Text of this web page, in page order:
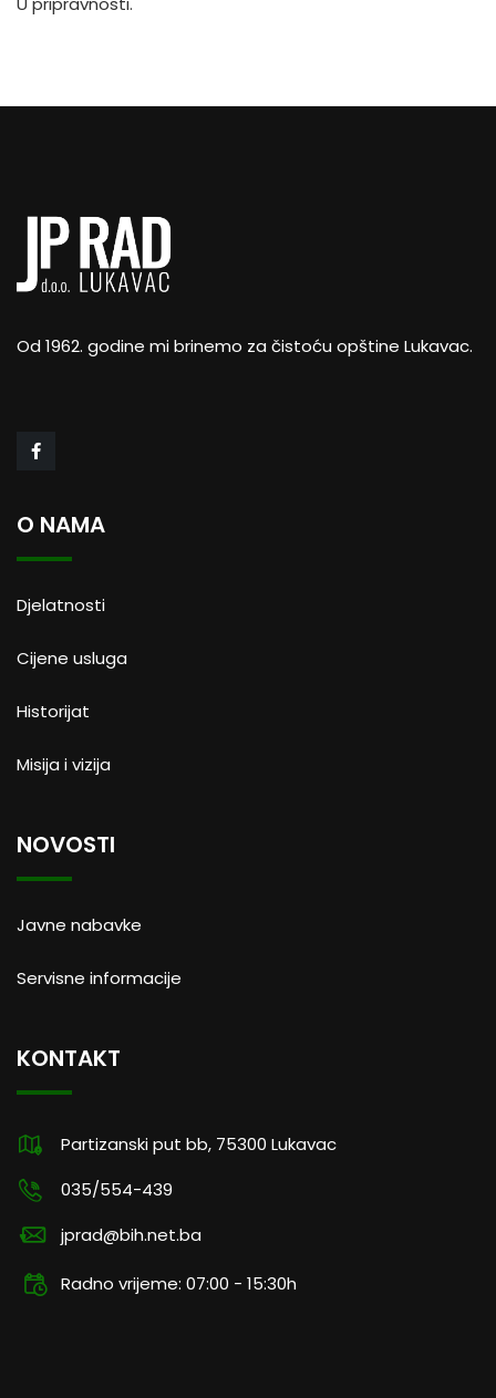
Od 1962. godine mi brinemo za čistoću opštine Lukavac.
O NAMA
Djelatnosti
Cijene usluga
Historijat
Misija i vizija
NOVOSTI
Javne nabavke
Servisne informacije
KONTAKT
Partizanski put bb, 75300 Lukavac
035/554-439
jprad@bih.net.ba
Radno vrijeme: 07:00 - 15:30h